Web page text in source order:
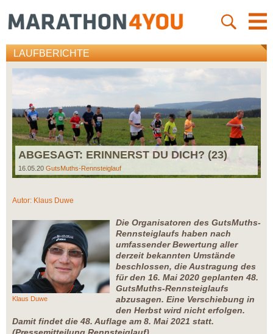
LAUFBERICHTE
ABGESAGT: ERINNERST DU DICH? (23)
16.05.20 GutsMuths-Rennsteiglauf
Autor: Klaus Duwe
Klaus Duwe
Die Organisatoren des GutsMuths-
Rennsteiglaufs haben nach
umfassender Bewertung aller
derzeit bekannten Umstände
beschlossen, die Austragung des
für den 16. Mai 2020 geplanten 48.
GutsMuths-Rennsteiglaufs
abzusagen. Eine Verschiebung in
den Herbst wird nicht erfolgen.
Damit findet die 48. Auflage am 8. Mai 2021 statt.